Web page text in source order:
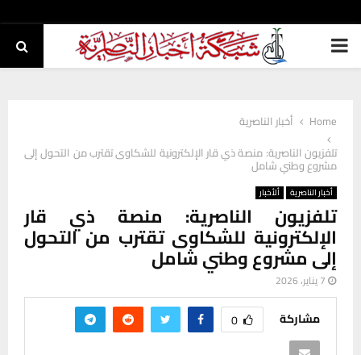
PRIMARY
Home
أخبار الناصرية
تلفزيون الناصرية: منصة ذي قار الإلكترونية للشكاوى تقترب من التحول إلى
مشروع وطني شامل
أخبار الناصرية ألأخبار
تلفزيون الناصرية: منصة ذي قار
الإلكترونية للشكاوى تقترب من التحول
إلى مشروع وطني شامل
7 يناير، 2026
مشاركة 0